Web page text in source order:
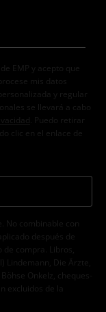
EMP y acepto que
mis datos
y regular
se llevará a cabo
. Puedo retirar
clic en el enlace de
No combinable con
después de
compra. Libros,
Lindemann, Die Ärzte,
Onkelz, cheques-
excluidos de la